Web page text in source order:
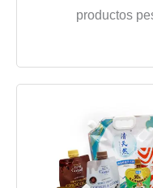
productos